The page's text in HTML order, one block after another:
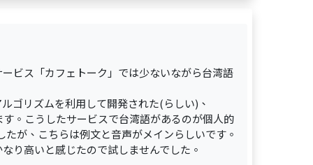
ビス「カフェトーク」では少ないながら台湾語
ゴリズムを利用して開発された(らしい)、
。こうしたサービスで台湾語があるのが個人的
が、こちらは例文と音声がメインらしいです。
り高いと感じたので試しませんでした。